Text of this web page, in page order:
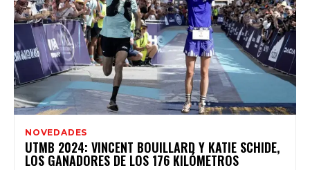
NOVEDADES
UTMB 2024: VINCENT BOUILLARD Y KATIE SCHIDE,
LOS GANADORES DE LOS 176 KILÓMETROS